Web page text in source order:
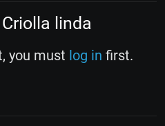
linda
you must log in first.